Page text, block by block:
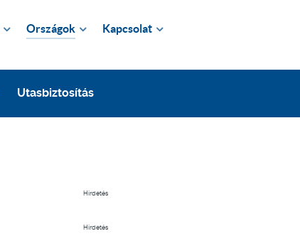
Országok Kapcsolat
Utasbiztosítás
Hirdetés
Hirdetés